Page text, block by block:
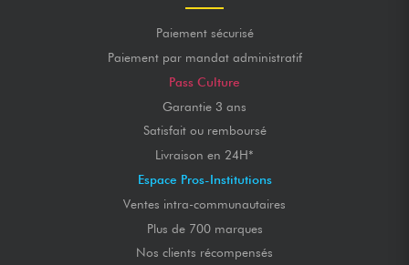
Paiement sécurisé
Paiement par mandat administratif
Pass Culture
Garantie 3 ans
Satisfait ou remboursé
Livraison en 24H*
Espace Pros-Institutions
Ventes intra-communautaires
Plus de 700 marques
Nos clients récompensés